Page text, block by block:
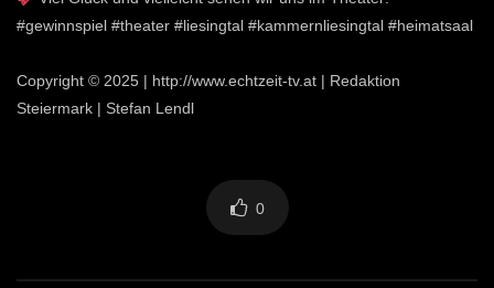
#gewinnspiel #theater #liesingtal #kammernliesingtal #heimatsaal
Copyright © 2025 | http://www.echtzeit-tv.at | Redaktion
Steiermark | Stefan Lendl
0